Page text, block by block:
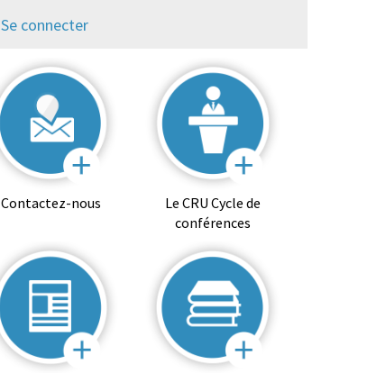
Se connecter
Contactez-nous
Le CRU Cycle de
conférences